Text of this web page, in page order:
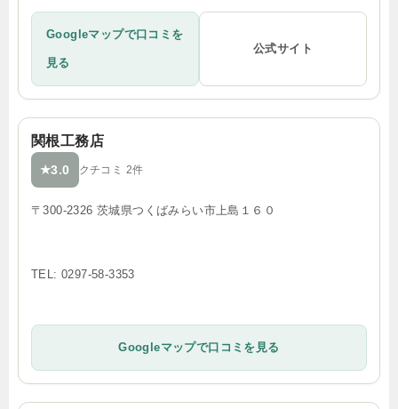
Googleマップで口コミを
見る
公式サイト
関根工務店
★3.0 クチコミ 2件
〒300-2326 茨城県つくばみらい市上島１６０
TEL: 0297-58-3353
Googleマップで口コミを見る